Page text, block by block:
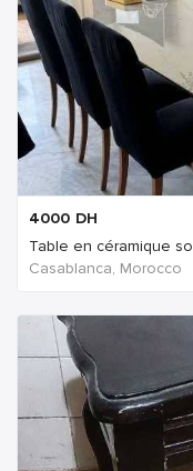
4000 DH
Table en céramique
Casablanca, Morocco